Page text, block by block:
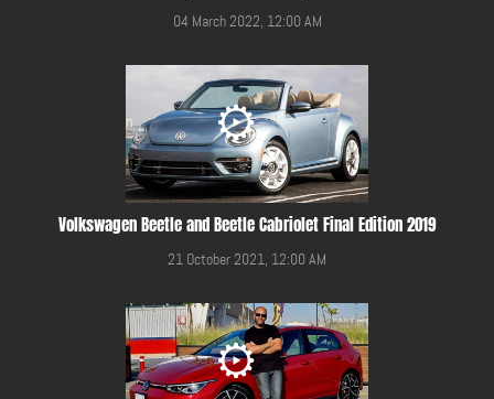
04 March 2022, 12:00 AM
Volkswagen Beetle and Beetle Cabriolet Final Edition 2019
21 October 2021, 12:00 AM